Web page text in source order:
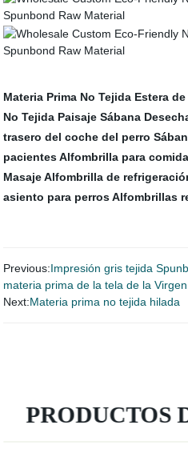
Materia Prima No Tejida Estera
No Tejida Paisaje Sábana
trasero del coche del perro
pacientes Alfombrilla para comida
Masaje Alfombrilla de
asiento para perros Alfombrillas
Previous:Impresión gris tejida
materia prima de la tela de la
Next:Materia prima no tejida hilada
PRODUCTOS